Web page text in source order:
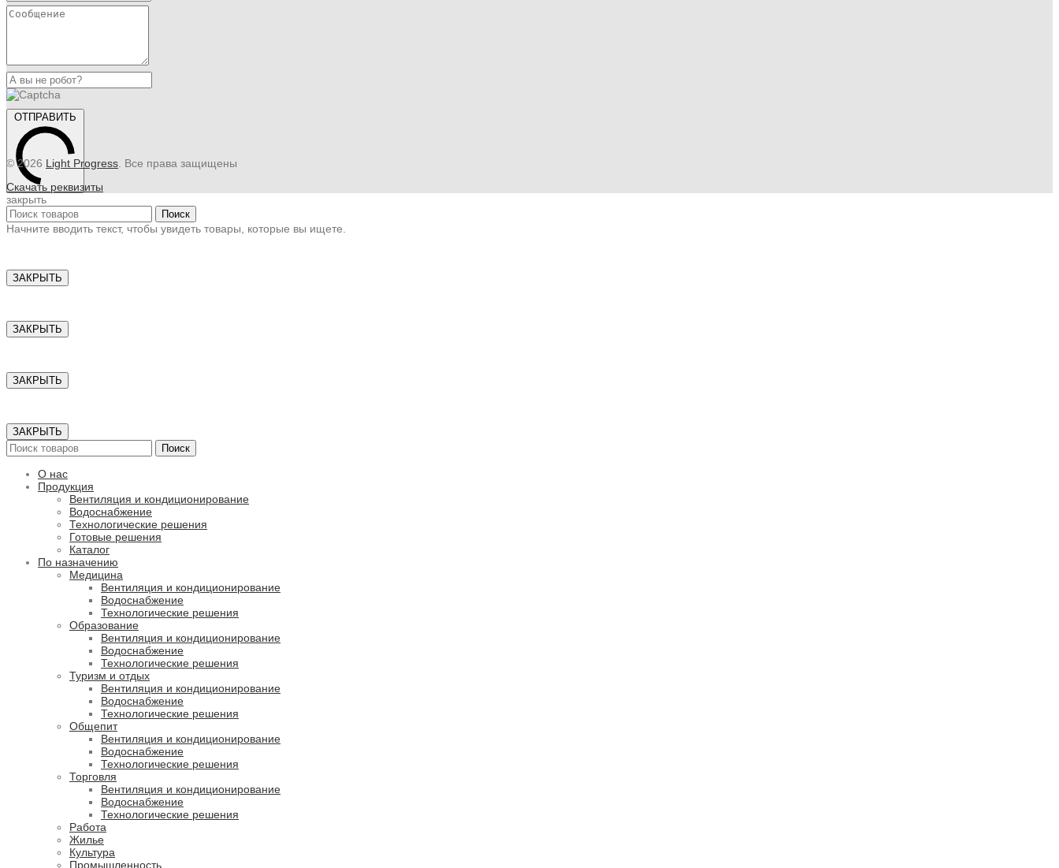
ОТПРАВИТЬ
© 2026 Light Progress . Все права защищены
Скачать реквизиты
закрыть
Поиск
Начните вводить текст, чтобы увидеть товары, которые вы ищете.
ЗАКРЫТЬ
ЗАКРЫТЬ
ЗАКРЫТЬ
ЗАКРЫТЬ
Поиск
О нас
Продукция
Вентиляция и кондиционирование
Водоснабжение
Технологические решения
Готовые решения
Каталог
По назначению
Медицина
Вентиляция и кондиционирование
Водоснабжение
Технологические решения
Образование
Вентиляция и кондиционирование
Водоснабжение
Технологические решения
Туризм и отдых
Вентиляция и кондиционирование
Водоснабжение
Технологические решения
Общепит
Вентиляция и кондиционирование
Водоснабжение
Технологические решения
Торговля
Вентиляция и кондиционирование
Водоснабжение
Технологические решения
Работа
Жилье
Культура
Промышленность